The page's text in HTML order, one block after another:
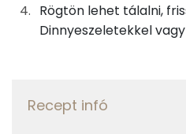
33ggörögdinnye
C vitamin:
Likopin
Rögtön lehet tálalni,
Dinnyeszeletekkel
Recept infó